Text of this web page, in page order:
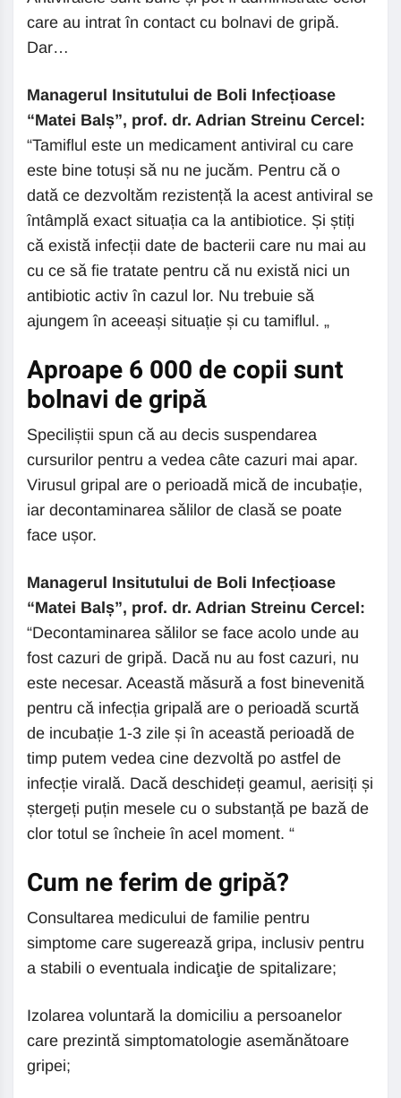
care au intrat în contact cu bolnavi de gripă.
Dar…
Managerul Insitutului de Boli Infecțioase
“Matei Balș”, prof. dr. Adrian Streinu Cercel:
“Tamiflul este un medicament antiviral cu care
este bine totuși să nu ne jucăm. Pentru că o
dată ce dezvoltăm rezistență la acest antiviral se
întâmplă exact situația ca la antibiotice. Și știți
că există infecții date de bacterii care nu mai au
cu ce să fie tratate pentru că nu există nici un
antibiotic activ în cazul lor. Nu trebuie să
ajungem în aceeași situație și cu tamiflul. „
Aproape 6 000 de copii sunt
bolnavi de gripă
Speciliștii spun că au decis suspendarea
cursurilor pentru a vedea câte cazuri mai apar.
Virusul gripal are o perioadă mică de incubație,
iar decontaminarea sălilor de clasă se poate
face ușor.
Managerul Insitutului de Boli Infecțioase
“Matei Balș”, prof. dr. Adrian Streinu Cercel:
“Decontaminarea sălilor se face acolo unde au
fost cazuri de gripă. Dacă nu au fost cazuri, nu
este necesar. Această măsură a fost binevenită
pentru că infecția gripală are o perioadă scurtă
de incubație 1-3 zile și în această perioadă de
timp putem vedea cine dezvoltă po astfel de
infecție virală. Dacă deschideți geamul, aerisiți și
ștergeți puțin mesele cu o substanță pe bază de
clor totul se încheie în acel moment. “
Cum ne ferim de gripă?
Consultarea medicului de familie pentru
simptome care sugerează gripa, inclusiv pentru
a stabili o eventuala indicaţie de spitalizare;
Izolarea voluntară la domiciliu a persoanelor
care prezintă simptomatologie asemănătoare
gripei;